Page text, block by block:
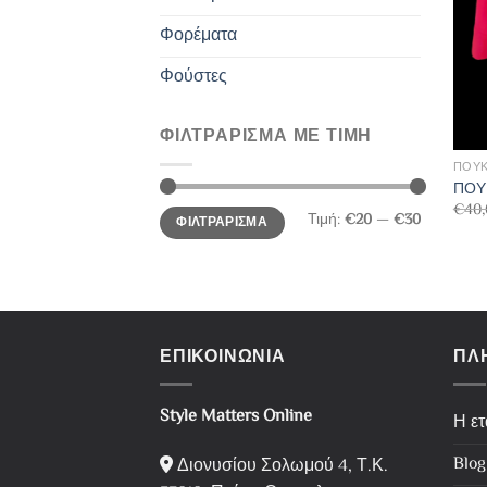
Φορέματα
Φούστες
ΦΙΛΤΡΑΡΙΣΜΑ ΜΕ ΤΙΜΗ
Ελάχιστη
τιμή
Μέγιστη
τιμήΦΙΛΤΡΑΡΙΣΜΑ Τιμή:€20 —€30
€
ΕΠΙΚΟΙΝΩΝΙΑ
Style Matters Online
Διονυσίου Σολωμού 4, Τ.Κ.
Η
Blog